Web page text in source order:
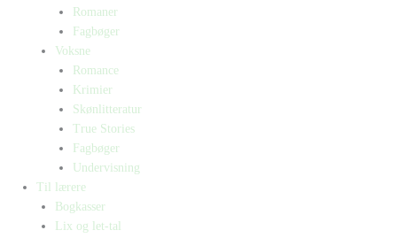
Romaner
Fagbøger
Voksne
Romance
Krimier
Skønlitteratur
True Stories
Fagbøger
Undervisning
Til lærere
Bogkasser
Lix og let-tal